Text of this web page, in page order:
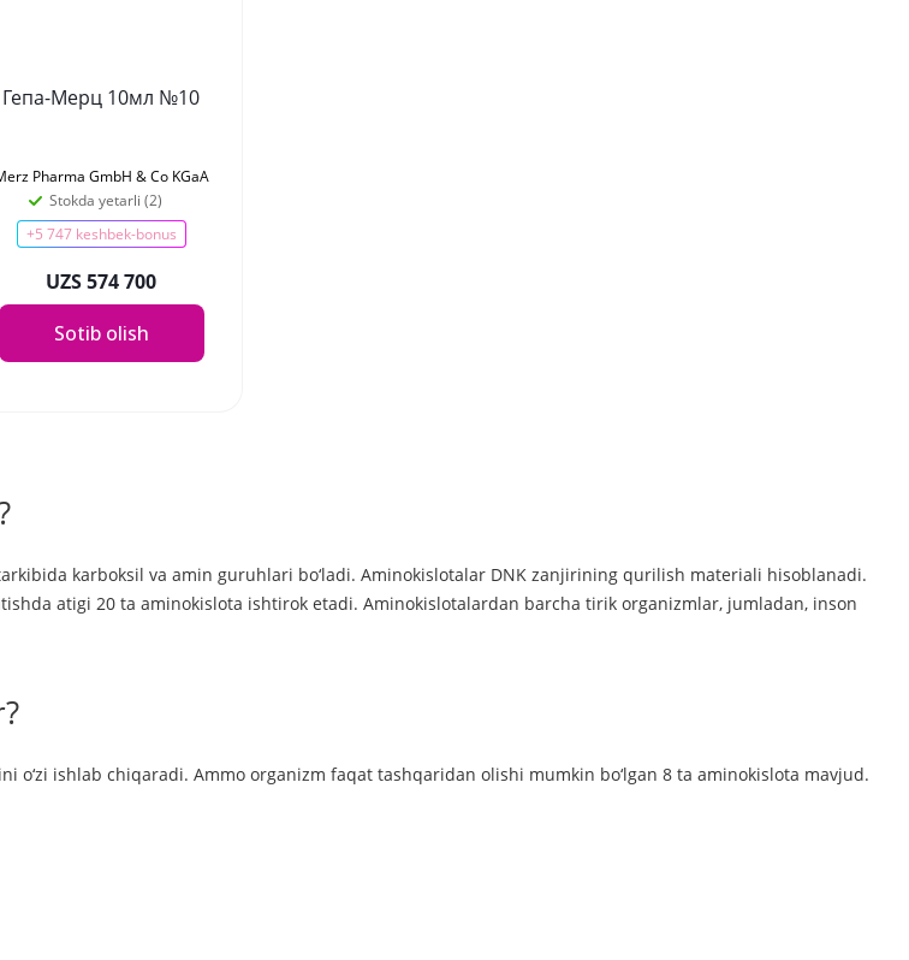
Гепа-Мерц 10мл №10
Pharma GmbH & Co KGaA
Stokda yetarli (2)
+5 747 keshbek-bonus
UZS 574 700
Sotib olish
karboksil va amin guruhlari bo‘ladi. Aminokislotalar DNK zanjirining qurilish materiali hisoblanadi.
atigi 20 ta aminokislota ishtirok etadi. Aminokislotalardan barcha tirik organizmlar, jumladan, inson
ishlab chiqaradi. Ammo organizm faqat tashqaridan olishi mumkin bo‘lgan 8 ta aminokislota mavjud.